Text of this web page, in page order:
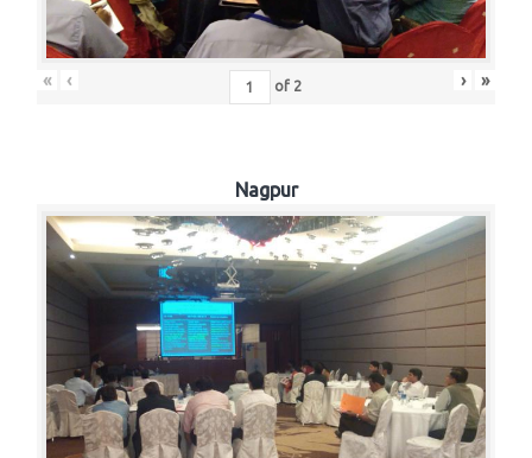
« ‹ of 2 › »
Nagpur